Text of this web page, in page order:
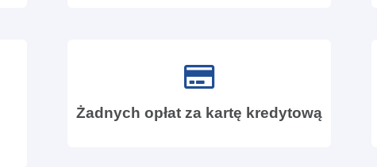
Żadnych opłat za kartę kredytową